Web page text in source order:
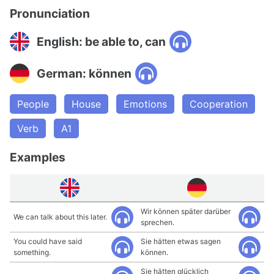
Pronunciation
English: be able to, can
German: können
People House Emotions
Cooperation
Verb
A1
Examples
We can talk about this later.
Wir können später darüber
sprechen.
You could have said
something.
Sie hätten etwas sagen
können.
Sie hätten glücklich